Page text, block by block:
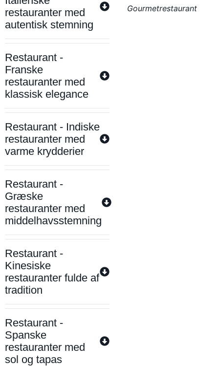
restauranter med
autentisk stemning
Restaurant -
Franske
restauranter med
klassisk elegance
Restaurant - Indiske
restauranter med
varme krydderier
Restaurant -
Græske
restauranter med
middelhavsstemning
Restaurant -
Kinesiske
restauranter fulde af
tradition
Restaurant -
Spanske
restauranter med
sol og tapas
Gourmetrestaurant